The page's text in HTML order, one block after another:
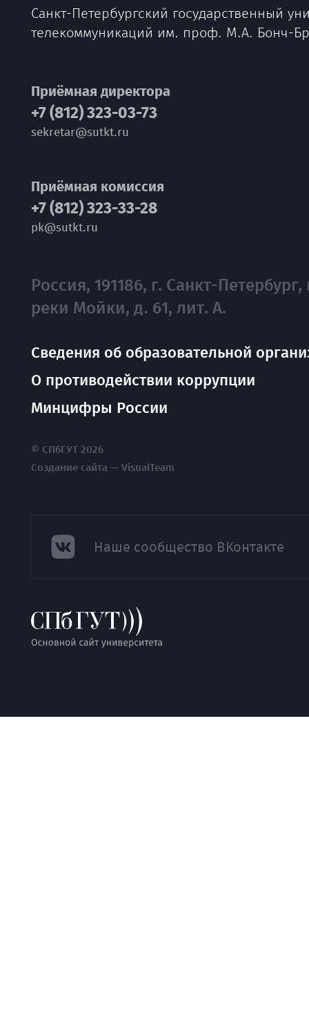
Санкт-Петербургский государственный
телекоммуникаций им. проф. М.А. Бонч-
Приёмная директора
+7 (812) 323-03-73
sekretar@sutkt.ru
Приёмная комиссия
+7 (812) 323-33-28
pk@sutkt.ru
Россия, 191186, г. Санкт-Петербург,
реки Мойки, д. 61, лит. А.
Сведения об образовательной
О противодействии коррупции
Минцифры России
© СПбГУТ 2026
Создание сайта — VisualTeam
Наше сообщество ВКонтакте